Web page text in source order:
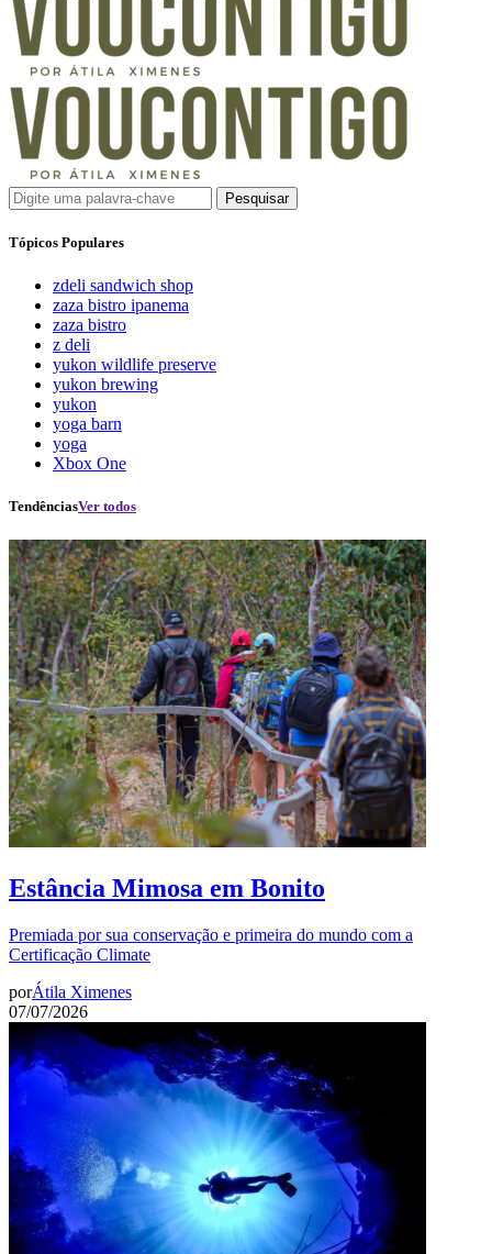
Pesquisar
Tópicos Populares
zdeli sandwich shop
zaza bistro ipanema
zaza bistro
z deli
yukon wildlife preserve
yukon brewing
yukon
yoga barn
yoga
Xbox One
TendênciasVer todos
Estância Mimosa em Bonito
Premiada por sua conservação e primeira do mundo com a
Certificação Climate
porÁtila Ximenes
07/07/2026